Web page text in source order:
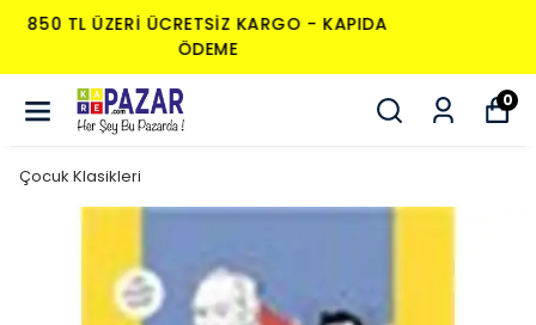
850 TL ÜZERI ÜCRETSIZ KARGO - KAPIDA
0
Çocuk Klasikleri